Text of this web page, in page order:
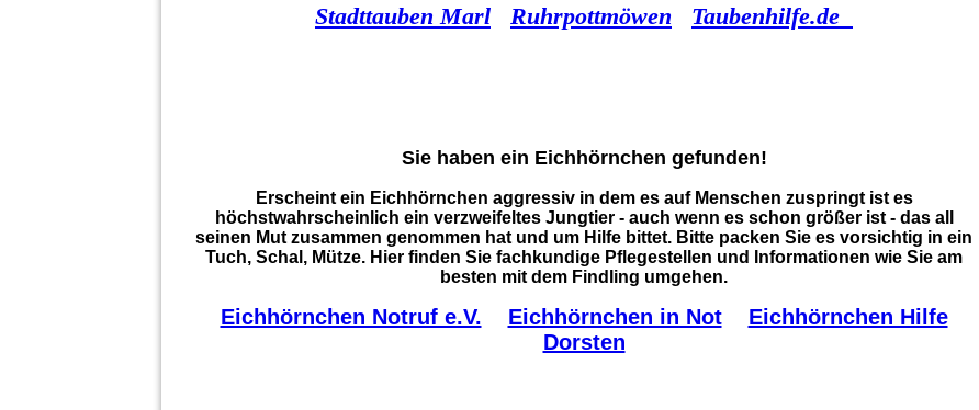
Stadttauben Marl Ruhrpottmöwen Taubenhilfe.de
Sie haben ein Eichhörnchen gefunden!
Erscheint ein Eichhörnchen aggressiv in dem es auf Menschen zuspringt ist es
höchstwahrscheinlich ein verzweifeltes Jungtier - auch wenn es schon größer ist - das all
seinen Mut zusammen genommen hat und um Hilfe bittet. Bitte packen Sie es vorsichtig in ein
Tuch, Schal, Mütze. Hier finden Sie fachkundige Pflegestellen und Informationen wie Sie am
besten mit dem Findling umgehen.
Eichhörnchen Notruf e.V. Eichhörnchen in Not
Eichhörnchen Hilfe
Dorsten